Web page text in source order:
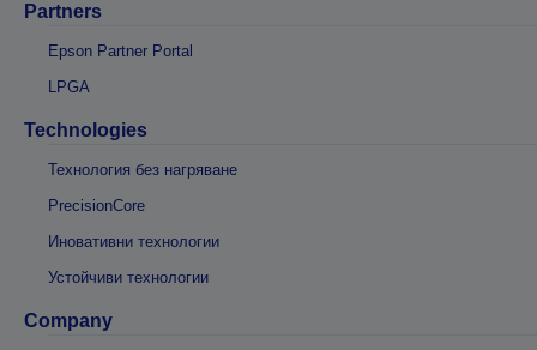
Partners
Epson Partner Portal
LPGA
Technologies
Технология без нагряване
PrecisionCore
Иновативни технологии
Устойчиви технологии
Company